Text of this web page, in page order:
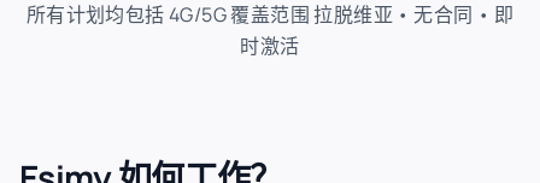
所有计划均包括 4G/5G 覆盖范围 拉脱维亚 • 无合同 • 即
时激活